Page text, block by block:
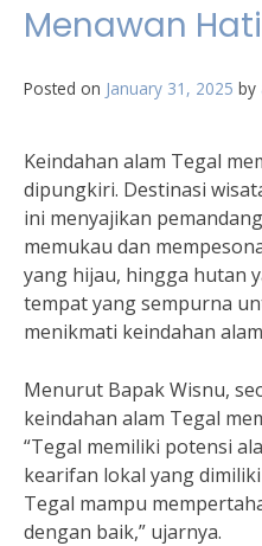
Menawan Hati
Posted on January 31, 2025 by
Keindahan alam Tegal
dipungkiri. Destinasi
ini menyajikan
memukau dan
yang hijau, hingga hutan
tempat yang sempurna
menikmati keindahan
Menurut Bapak Wisnu,
keindahan alam Tegal
“Tegal memiliki potensi
kearifan lokal yang
Tegal mampu
dengan baik,” ujarnya.